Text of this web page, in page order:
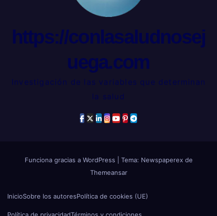
https://conlasaludnosej
uega.com
Investigación de las variables que determinan
la salud
Funciona gracias a WordPress
Tema: Newspaperex de
Themeansar
InicioSobre los autoresPolítica de cookies (UE)